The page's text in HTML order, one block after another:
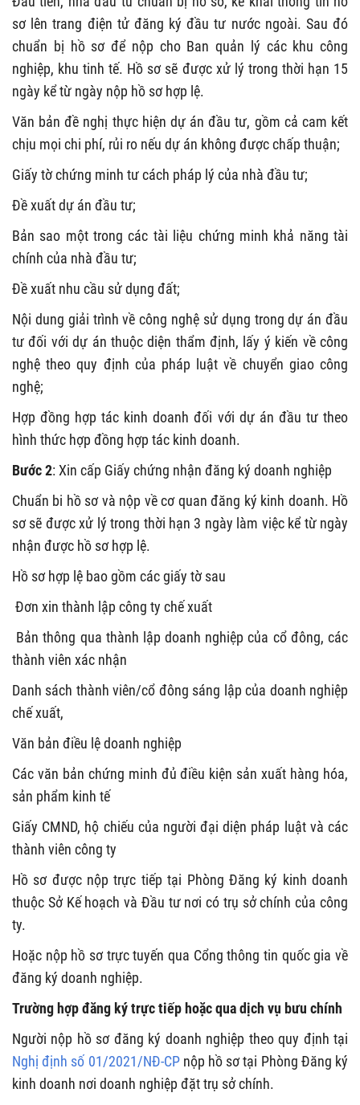
sơ lên trang điện tử đăng ký đầu tư nước ngoài. Sau đó
chuẩn bị hồ sơ để nộp cho Ban quản lý các khu công
nghiệp, khu tinh tế. Hồ sơ sẽ được xử lý trong thời hạn 15
ngày kể từ ngày nộp hồ sơ hợp lệ.
Văn bản đề nghị thực hiện dự án đầu tư, gồm cả cam kết
chịu mọi chi phí, rủi ro nếu dự án không được chấp thuận;
Giấy tờ chứng minh tư cách pháp lý của nhà đầu tư;
Đề xuất dự án đầu tư;
Bản sao một trong các tài liệu chứng minh khả năng tài
chính của nhà đầu tư;
Đề xuất nhu cầu sử dụng đất;
Nội dung giải trình về công nghệ sử dụng trong dự án đầu
tư đối với dự án thuộc diện thẩm định, lấy ý kiến về công
nghệ theo quy định của pháp luật về chuyển giao công
nghệ;
Hợp đồng hợp tác kinh doanh đối với dự án đầu tư theo
hình thức hợp đồng hợp tác kinh doanh.
Bước 2: Xin cấp Giấy chứng nhận đăng ký doanh nghiệp
Chuẩn bi hồ sơ và nộp về cơ quan đăng ký kinh doanh. Hồ
sơ sẽ được xử lý trong thời hạn 3 ngày làm việc kể từ ngày
nhận được hồ sơ hợp lệ.
Hồ sơ hợp lệ bao gồm các giấy tờ sau
Đơn xin thành lập công ty chế xuất
Bản thông qua thành lập doanh nghiệp của cổ đông, các
thành viên xác nhận
Danh sách thành viên/cổ đông sáng lập của doanh nghiệp
chế xuất,
Văn bản điều lệ doanh nghiệp
Các văn bản chứng minh đủ điều kiện sản xuất hàng hóa,
sản phẩm kinh tế
Giấy CMND, hộ chiếu của người đại diện pháp luật và các
thành viên công ty
Hồ sơ được nộp trực tiếp tại Phòng Đăng ký kinh doanh
thuộc Sở Kế hoạch và Đầu tư nơi có trụ sở chính của công
ty.
Hoặc nộp hồ sơ trực tuyến qua Cổng thông tin quốc gia về
đăng ký doanh nghiệp.
Trường hợp đăng ký trực tiếp hoặc qua dịch vụ bưu chính
Người nộp hồ sơ đăng ký doanh nghiệp theo quy định tại
Nghị định số 01/2021/NĐ-CPnộp hồ sơ tại Phòng Đăng ký
kinh doanh nơi doanh nghiệp đặt trụ sở chính.